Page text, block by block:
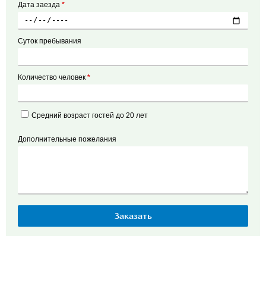
Дата заезда *
Суток пребывания
Количество человек *
Средний возраст гостей до 20 лет
Дополнительные пожелания